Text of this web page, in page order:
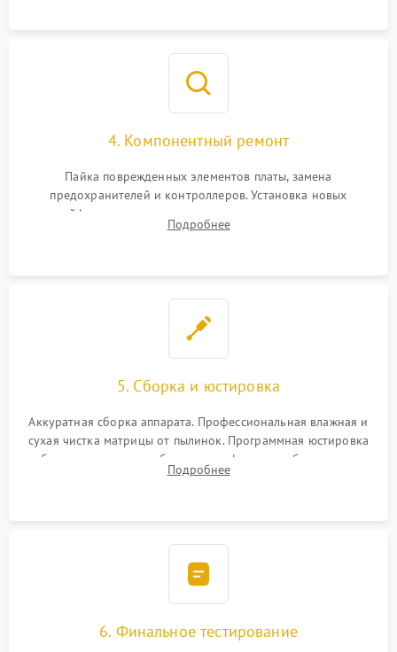
4. Компонентный ремонт
Пайка поврежденных элементов платы, замена
предохранителей и контроллеров. Установка новых
шлейфов, дисплея, механизма затвора или двигателя
автофокуса. Восстановление геометрии тубуса объектива
Подробнее
5. Сборка и юстировка
Аккуратная сборка аппарата. Профессиональная влажная и
сухая чистка матрицы от пылинок. Программная юстировка
рабочего отрезка, калибровка автофокуса, стабилизатора и
экспозамера с помощью сервисного ПО.
Подробнее
6. Финальное тестирование